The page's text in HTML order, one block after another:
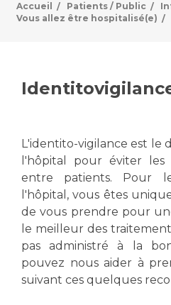
Informations
Tarifs
Vous avez un examen
à réaliser
Vous avez une analyse à
Vous venez en consultation
myaphm, votre espace
Infos COVID-19
Égalité
Emploi / formation
Emplois administratifs
Emplois médicaux
Espace Formation
Étudiants hospitaliers
Emplois techniques et
Emplois divers
Emplois socio-éducatifs
Statuts
Accueil / Patients / Public /
Vous allez être hospitalisé(e) /
L'identito-vigilance est le
l'hôpital pour éviter les
entre patients. Pour
l'hôpital, vous êtes
de vous prendre pour
le meilleur des
pas administré à la
pouvez nous aider à
suivant ces quelques